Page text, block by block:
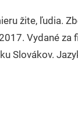
žite, ľudia.
Vydané za
Slovákov.